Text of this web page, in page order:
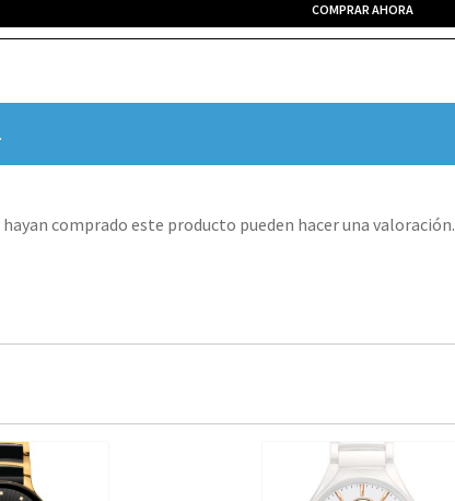
COMPRAR AHORA
comprado este producto pueden hacer una valoración.